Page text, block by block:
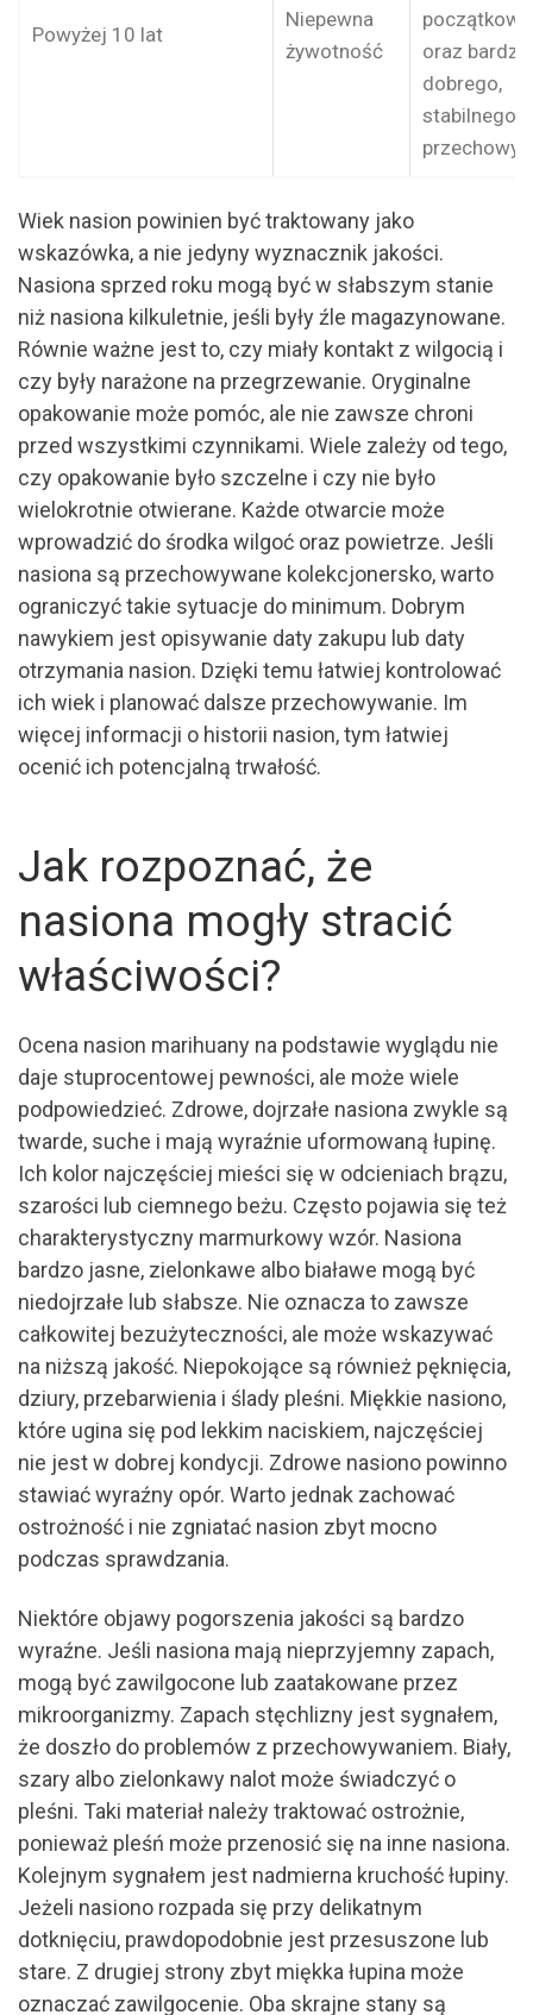
Powyżej 10 lat
Niepewna
żywotność
oraz bardzo
dobrego,
stabilnego
Wiek nasion powinien być traktowany jako
wskazówka, a nie jedyny wyznacznik jakości.
Nasiona sprzed roku mogą być w słabszym stanie
niż nasiona kilkuletnie, jeśli były źle magazynowane.
Równie ważne jest to, czy miały kontakt z wilgocią i
czy były narażone na przegrzewanie. Oryginalne
opakowanie może pomóc, ale nie zawsze chroni
przed wszystkimi czynnikami. Wiele zależy od tego,
czy opakowanie było szczelne i czy nie było
wielokrotnie otwierane. Każde otwarcie może
wprowadzić do środka wilgoć oraz powietrze. Jeśli
nasiona są przechowywane kolekcjonersko, warto
ograniczyć takie sytuacje do minimum. Dobrym
nawykiem jest opisywanie daty zakupu lub daty
otrzymania nasion. Dzięki temu łatwiej kontrolować
ich wiek i planować dalsze przechowywanie. Im
więcej informacji o historii nasion, tym łatwiej
ocenić ich potencjalną trwałość.
Jak rozpoznać, że
nasiona mogły stracić
właściwości?
Ocena nasion marihuany na podstawie wyglądu nie
daje stuprocentowej pewności, ale może wiele
podpowiedzieć. Zdrowe, dojrzałe nasiona zwykle są
twarde, suche i mają wyraźnie uformowaną łupinę.
Ich kolor najczęściej mieści się w odcieniach brązu,
szarości lub ciemnego beżu. Często pojawia się też
charakterystyczny marmurkowy wzór. Nasiona
bardzo jasne, zielonkawe albo białawe mogą być
niedojrzałe lub słabsze. Nie oznacza to zawsze
całkowitej bezużyteczności, ale może wskazywać
na niższą jakość. Niepokojące są również pęknięcia,
dziury, przebarwienia i ślady pleśni. Miękkie nasiono,
które ugina się pod lekkim naciskiem, najczęściej
nie jest w dobrej kondycji. Zdrowe nasiono powinno
stawiać wyraźny opór. Warto jednak zachować
ostrożność i nie zgniatać nasion zbyt mocno
podczas sprawdzania.
Niektóre objawy pogorszenia jakości są bardzo
wyraźne. Jeśli nasiona mają nieprzyjemny zapach,
mogą być zawilgocone lub zaatakowane przez
mikroorganizmy. Zapach stęchlizny jest sygnałem,
że doszło do problemów z przechowywaniem. Biały,
szary albo zielonkawy nalot może świadczyć o
pleśni. Taki materiał należy traktować ostrożnie,
ponieważ pleśń może przenosić się na inne nasiona.
Kolejnym sygnałem jest nadmierna kruchość łupiny.
Jeżeli nasiono rozpada się przy delikatnym
dotknięciu, prawdopodobnie jest przesuszone lub
stare. Z drugiej strony zbyt miękka łupina może
oznaczać zawilgocenie. Oba skrajne stany są